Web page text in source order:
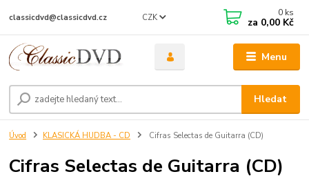
Menu
CZK
Hledat
classicdvd@classicdvd.cz 0 ks
za 0,00 Kč
Úvod KLASICKÁ HUDBA - CD Cifras Selectas de Guitarra (CD)
Cifras Selectas de Guitarra (CD)